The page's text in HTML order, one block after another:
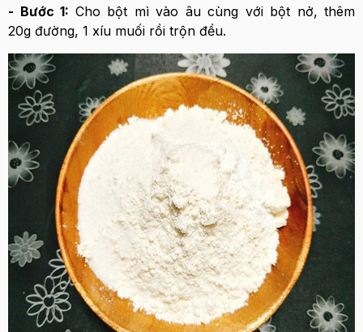
- Bước 1: Cho bột mì vào âu cùng với bột nở, thêm
20g đường, 1 xíu muối rồi trộn đều.